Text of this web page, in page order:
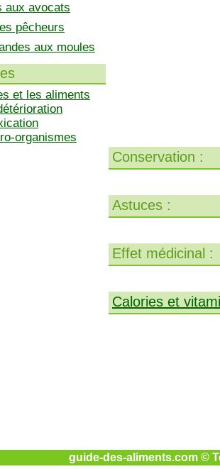
aux avocats
pêcheurs
aux moules
et les aliments
organismes
Conservation :
Astuces :
Effet médicinal :
Calories et
guide-des-aliments.com ©